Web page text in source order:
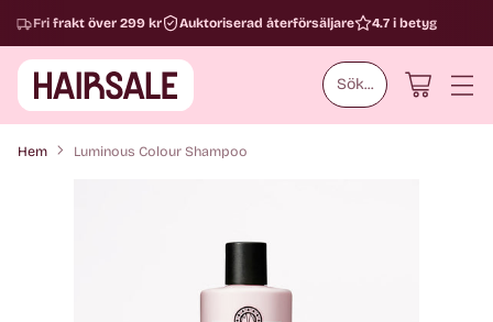
Sök...
Fri frakt över 299 kr Auktoriserad återförsäljare 4.7 i betyg
Hem Luminous Colour Shampoo